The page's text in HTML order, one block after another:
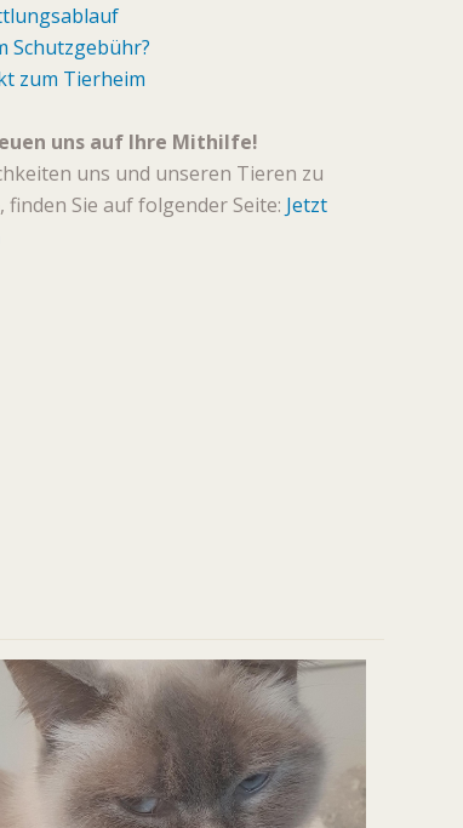
Schutzgebühr?
zum Tierheim
uns auf Ihre Mithilfe!
uns und unseren Tieren zu
finden Sie auf folgender Seite: Jetzt